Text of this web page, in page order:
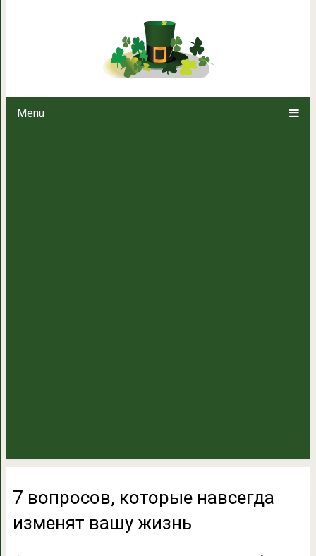
Menu
7 вопросов, которые
7 вопросов, которые навсегда
изменят вашу жизнь